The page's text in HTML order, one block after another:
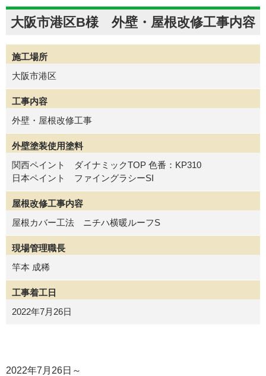
大阪市港区B様 外壁・屋根改修工事内容
施工場所
大阪市港区
工事内容
外壁・屋根改修工事
外壁塗装使用塗料
関西ペイント ダイナミックTOP 色番：KP310
日本ペイント ファイングラシーSI
屋根改修工事内容
屋根カバー工法 ニチハ横暖ルーフS
現場管理職長
竿本 成稀
工事着工日
2022年7月26日
2022年7月26日～